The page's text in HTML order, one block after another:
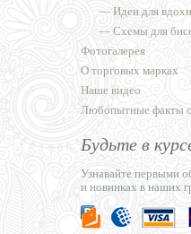
— Идеи для
— Схемы для
Фотогалерея
О торговых марках
Наше видео
Любопытные факты
Будьте в
Узнавайте первыми
и новинках в наших